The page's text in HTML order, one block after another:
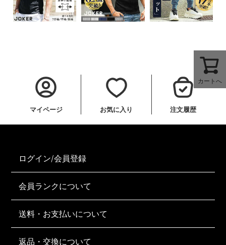
カートへ
マイページ お気に入り 注文履歴
ログイン/会員登録
会員ランクについて
送料・お支払いについて
返品・交換について